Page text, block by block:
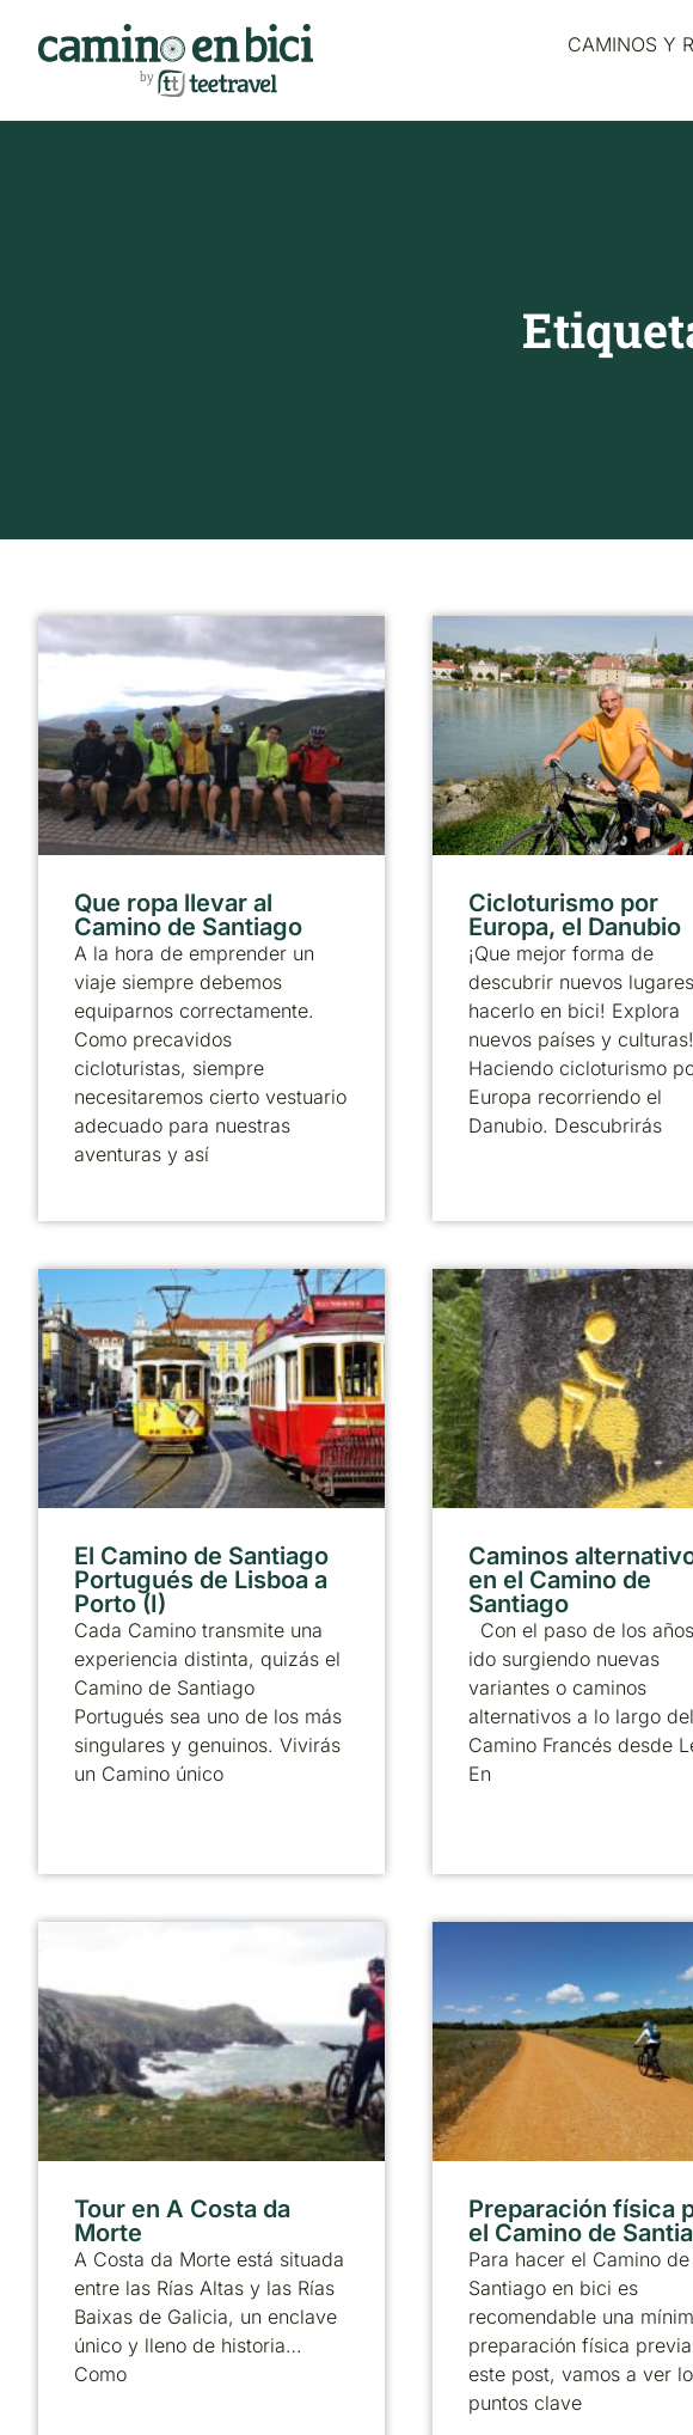
CAMINOS Y
Que ropa llevar al
Camino de Santiago
A la hora de emprender un
viaje siempre debemos
equiparnos correctamente.
Como precavidos
cicloturistas, siempre
necesitaremos cierto vestuario
adecuado para nuestras
aventuras y así
Cicloturismo por
Europa, el Danubio
¡Que mejor forma de
descubrir nuevos
hacerlo en bici! Explora
nuevos países y culturas!
Haciendo cicloturismo
Europa recorriendo el
Danubio. Descubrirás
El Camino de Santiago
Portugués de Lisboa a
Porto (I)
Cada Camino transmite una
experiencia distinta, quizás el
Camino de Santiago
Portugués sea uno de los más
singulares y genuinos. Vivirás
un Camino único
Caminos
en el Camino de
Santiago
Con el paso de los
ido surgiendo nuevas
variantes o caminos
alternativos a lo largo del
Camino Francés desde
En
Tour en A Costa da
Morte
A Costa da Morte está situada
entre las Rías Altas y las Rías
Baixas de Galicia, un enclave
único y lleno de historia…
Como
Preparación física
el Camino de
Para hacer el Camino de
Santiago en bici es
recomendable una
preparación física
este post, vamos a ver
puntos clave